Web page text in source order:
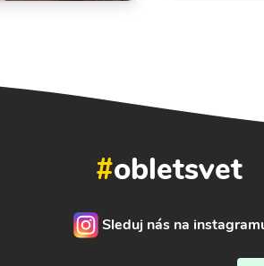
#obletsvet
Sleduj nás na